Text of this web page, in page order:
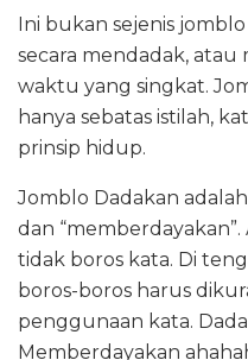
Ini bukan sejenis
secara mendadak,
waktu yang singkat.
hanya sebatas istilah,
prinsip hidup.
Jomblo Dadakan
dan
tidak boros kata. Di
boros-boros harus
penggunaan kata.
Memberdayakan